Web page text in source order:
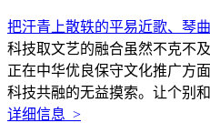
把汗青上散轶的平易近歌、琴
科技取文艺的融合虽然不克不
正在中华优良保守文化推广方
科技共融的无益摸索。让个别
详细信息 >